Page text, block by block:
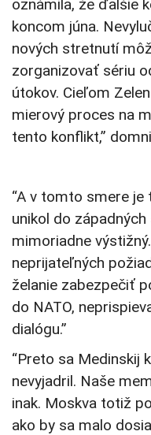
oznámila, že ďalšie
koncom júna.
nových stretnutí
zorganizovať sériu
útokov. Cieľom
mierový proces na
tento konflikt,”
“A v tomto smere
unikol do
mimoriadne
neprijateľných
želanie zabezpečiť
do NATO,
dialógu.”
“Preto sa Medinskij
nevyjadril. Naše
inak. Moskva totiž
ako by sa malo